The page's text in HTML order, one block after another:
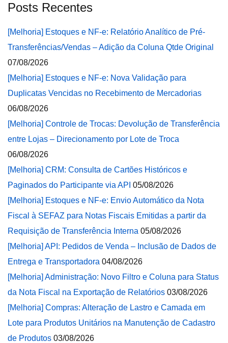
Posts Recentes
[Melhoria] Estoques e NF-e: Relatório Analítico de Pré-
Transferências/Vendas – Adição da Coluna Qtde Original
07/08/2026
[Melhoria] Estoques e NF-e: Nova Validação para
Duplicatas Vencidas no Recebimento de Mercadorias
06/08/2026
[Melhoria] Controle de Trocas: Devolução de Transferência
entre Lojas – Direcionamento por Lote de Troca
06/08/2026
[Melhoria] CRM: Consulta de Cartões Históricos e
Paginados do Participante via API 05/08/2026
[Melhoria] Estoques e NF-e: Envio Automático da Nota
Fiscal à SEFAZ para Notas Fiscais Emitidas a partir da
Requisição de Transferência Interna 05/08/2026
[Melhoria] API: Pedidos de Venda – Inclusão de Dados de
Entrega e Transportadora 04/08/2026
[Melhoria] Administração: Novo Filtro e Coluna para Status
da Nota Fiscal na Exportação de Relatórios 03/08/2026
[Melhoria] Compras: Alteração de Lastro e Camada em
Lote para Produtos Unitários na Manutenção de Cadastro
de Produtos 03/08/2026